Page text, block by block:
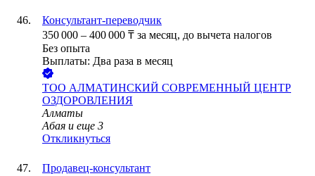
Консультант-переводчик
350 000 – 400 000 ₸ за месяц, до вычета налогов
Без опыта
Выплаты: Два раза в месяц
ТОО АЛМАТИНСКИЙ СОВРЕМЕННЫЙ ЦЕНТР
ОЗДОРОВЛЕНИЯ
Алматы
Абая и еще 3
Откликнуться
Продавец-консультант